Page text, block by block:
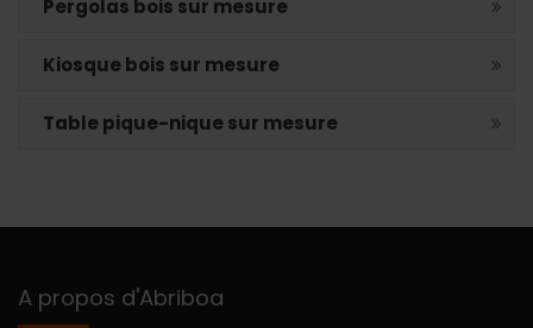
Pergolas bois sur mesure
Kiosque bois sur mesure
Table pique-nique sur mesure
A propos d'Abriboa